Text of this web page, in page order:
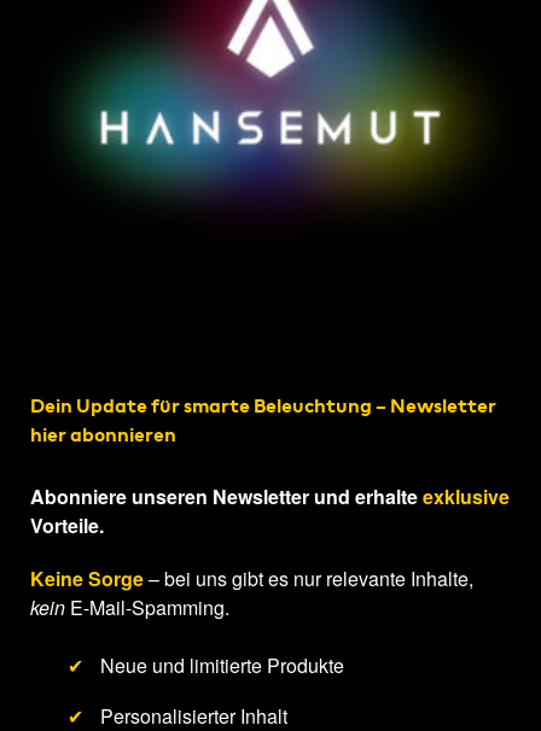
Dein Update für smarte Beleuchtung – Newsletter
hier abonnieren
Abonniere unseren Newsletter und erhalteexklusive
Vorteile.
Keine Sorge– bei uns gibt es nur relevante Inhalte,
kein E-Mail-Spamming.
✔
Neue und limitierte Produkte
✔
Personalisierter Inhalt